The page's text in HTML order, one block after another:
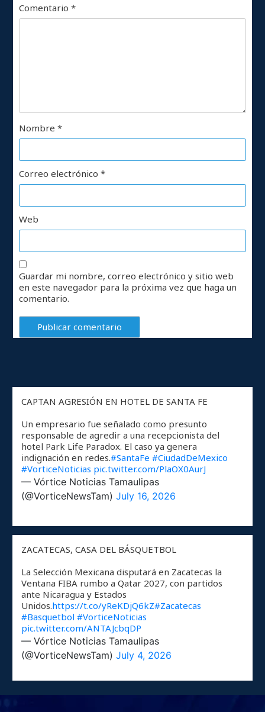
Comentario*
Nombre*
Correo electrónico*
Web
Guardar mi nombre, correo electrónico y sitio web
en este navegador para la próxima vez que haga un
comentario.
CAPTAN AGRESIÓN EN HOTEL DE SANTA FE
Un empresario fue señalado como presunto
responsable de agredir a una recepcionista del
hotel Park Life Paradox. El caso ya genera
indignación en redes.#SantaFe #CiudadDeMexico
#VorticeNoticias pic.twitter.com/PlaOX0AurJ
— Vórtice Noticias Tamaulipas
(@VorticeNewsTam)July 16, 2026
ZACATECAS, CASA DEL BÁSQUETBOL
La Selección Mexicana disputará en Zacatecas la
Ventana FIBA rumbo a Qatar 2027, con partidos
ante Nicaragua y Estados
Unidos.https://t.co/yReKDjQ6kZ#Zacatecas
#Basquetbol #VorticeNoticias
pic.twitter.com/ANTAJcbqDP
— Vórtice Noticias Tamaulipas
(@VorticeNewsTam)July 4, 2026